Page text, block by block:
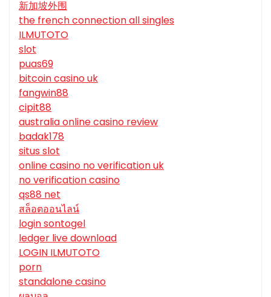
新加坡外围
the french connection all singles
ILMUTOTO
slot
puas69
bitcoin casino uk
fangwin88
cipit88
australia online casino review
badak178
situs slot
online casino no verification uk
no verification casino
qs88 net
สล็อตออนไลน์
login sontogel
ledger live download
LOGIN ILMUTOTO
porn
standalone casino